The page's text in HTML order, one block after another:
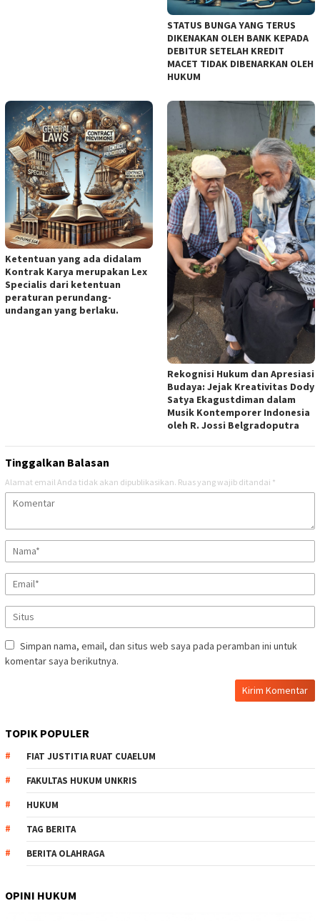
STATUS BUNGA YANG TERUS
DIKENAKAN OLEH BANK KEPADA
DEBITUR SETELAH KREDIT
MACET TIDAK DIBENARKAN OLEH
HUKUM
Ketentuan yang ada didalam
Kontrak Karya merupakan Lex
Specialis dari ketentuan
peraturan perundang-
undangan yang berlaku.
Rekognisi Hukum dan Apresiasi
Budaya: Jejak Kreativitas Dody
Satya Ekagustdiman dalam
Musik Kontemporer Indonesia
oleh R. Jossi Belgradoputra
Tinggalkan Balasan
Alamat email Anda tidak akan dipublikasikan. Ruas yang wajib ditandai *
Simpan nama, email, dan situs web saya pada peramban ini untuk
komentar saya berikutnya.
TOPIK POPULER
FIAT JUSTITIA RUAT CUAELUM
FAKULTAS HUKUM UNKRIS
HUKUM
TAG BERITA
BERITA OLAHRAGA
OPINI HUKUM